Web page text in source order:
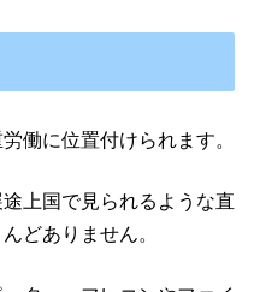
働に位置付けられます。
上国で見られるような直
どありません。